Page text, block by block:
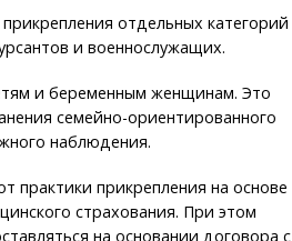
отдельных категорий
и военнослужащих.
и беременным женщинам. Это
семейно-ориентированного
наблюдения.
практики прикрепления на основе
страхования. При этом
на основании договора с